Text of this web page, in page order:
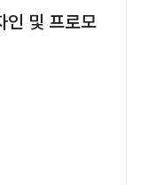
및 프로모